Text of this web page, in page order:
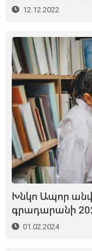
12.12.2022
Խնկո Ապոր
գրադարանի
01.02.2024